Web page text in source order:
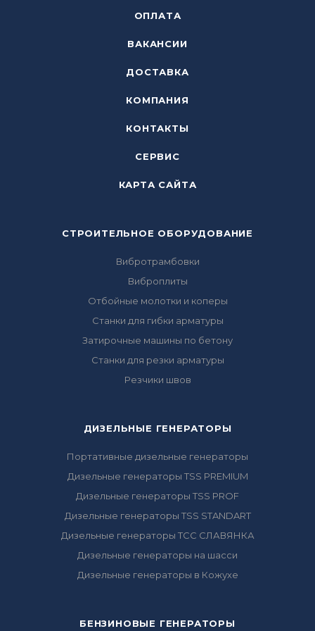
ОПЛАТА
ВАКАНСИИ
ДОСТАВКА
КОМПАНИЯ
КОНТАКТЫ
СЕРВИС
КАРТА САЙТА
СТРОИТЕЛЬНОЕ ОБОРУДОВАНИЕ
Вибротрамбовки
Виброплиты
Отбойные молотки и коперы
Станки для гибки арматуры
Затирочные машины по бетону
Станки для резки арматуры
Резчики швов
ДИЗЕЛЬНЫЕ ГЕНЕРАТОРЫ
Портативные дизельные генераторы
Дизельные генераторы TSS PREMIUM
Дизельные генераторы TSS PROF
Дизельные генераторы TSS STANDART
Дизельные генераторы ТСС СЛАВЯНКА
Дизельные генераторы на шасси
Дизельные генераторы в Кожухе
БЕНЗИНОВЫЕ ГЕНЕРАТОРЫ